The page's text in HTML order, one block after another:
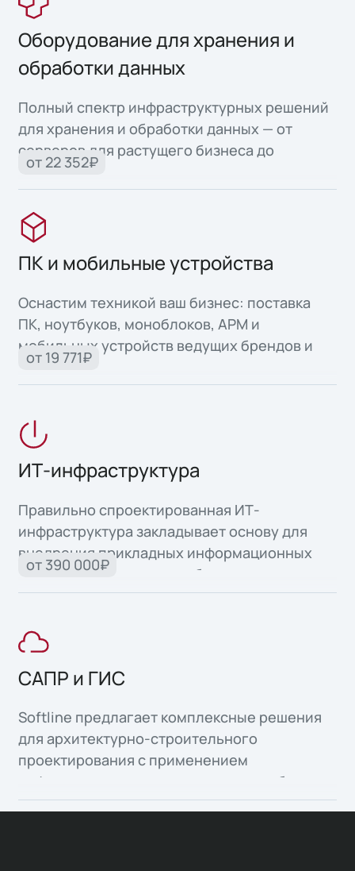
Оборудование для хранения и
обработки данных
Полный спектр инфраструктурных решений
для хранения и обработки данных — от
серверов для растущего бизнеса до
высоконадежных систем для критически
важных задач.
от 22 352₽
ПК и мобильные устройства
Оснастим техникой ваш бизнес: поставка
ПК, ноутбуков, моноблоков, АРМ и
мобильных устройств ведущих брендов и
собственного производства.
от 19 771₽
ИТ-инфраструктура
Правильно спроектированная ИТ-
инфраструктура закладывает основу для
внедрения прикладных информационных
систем и автоматизации бизнес-процессов.
от 390 000₽
САПР и ГИС
Softline предлагает комплексные решения
для архитектурно-строительного
проектирования с применением
информационного моделирования объектов
капитального строительства, а также